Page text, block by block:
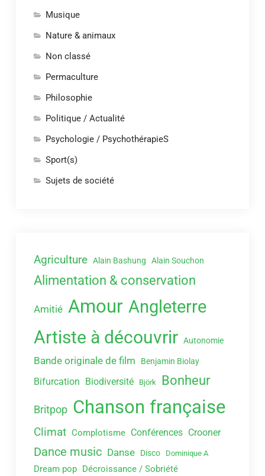
Musique
Nature & animaux
Non classé
Permaculture
Philosophie
Politique / Actualité
Psychologie / PsychothérapieS
Sport(s)
Sujets de société
Agriculture Alain Bashung Alain Souchon
Alimentation & conservation
Amitié Amour Angleterre
Artiste à découvrir Autonomie
Bande originale de film Benjamin Biolay
Bifurcation Biodiversité Björk Bonheur
Britpop Chanson française
Climat Complotisme Conférences Crooner
Dance music Danse Disco Dominique A
Dream pop Décroissance / Sobriété